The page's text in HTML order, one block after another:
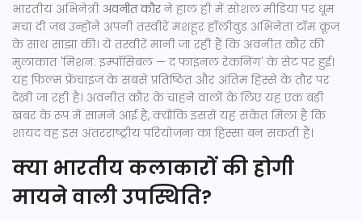
भारतीय अभिनेत्री अवनीत कौरने हाल ही में सोशल मीडिया पर धूम
मचा दी जब उन्होंने अपनी तस्वीरें मशहूर हॉलीवुड अभिनेता टॉम क्रूज
के साथ साझा की। ये तस्वीरें मानी जा रही हैं कि अवनीत कौर की
मुलाकात 'मिशन: इम्पॉसिबल — द फाइनल रेकनिंग' के सेट पर हुई।
यह फिल्म फ्रेंचाइज के सबसे प्रतिष्ठित और अंतिम हिस्से के तौर पर
देखी जा रही है। अवनीत कौर के चाहने वालों के लिए यह एक बड़ी
खबर के रूप में सामने आई है, क्योंकि इससे यह संकेत मिला है कि
शायद वह इस अंतरराष्ट्रीय परियोजना का हिस्सा बन सकती हैं।
क्या भारतीय कलाकारों की होगी
मायने वाली उपस्थिति?